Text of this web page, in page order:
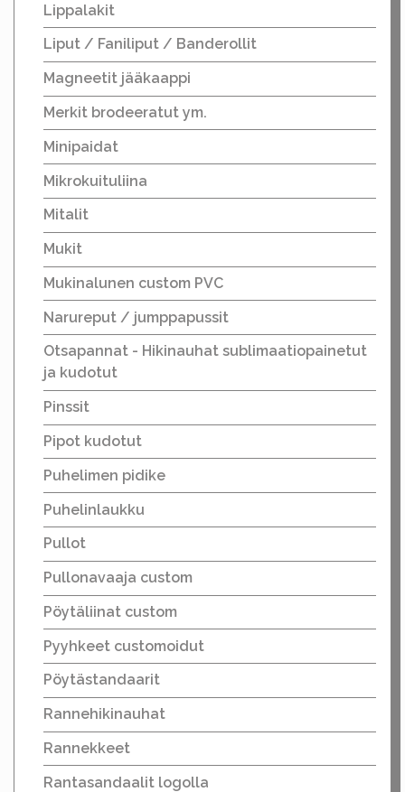
Lippalakit
Liput / Faniliput / Banderollit
Magneetit jääkaappi
Merkit brodeeratut ym.
Minipaidat
Mikrokuituliina
Mitalit
Mukit
Mukinalunen custom PVC
Narureput / jumppapussit
Otsapannat - Hikinauhat sublimaatiopainetut
ja kudotut
Pinssit
Pipot kudotut
Puhelimen pidike
Puhelinlaukku
Pullot
Pullonavaaja custom
Pöytäliinat custom
Pyyhkeet customoidut
Pöytästandaarit
Rannehikinauhat
Rannekkeet
Rantasandaalit logolla